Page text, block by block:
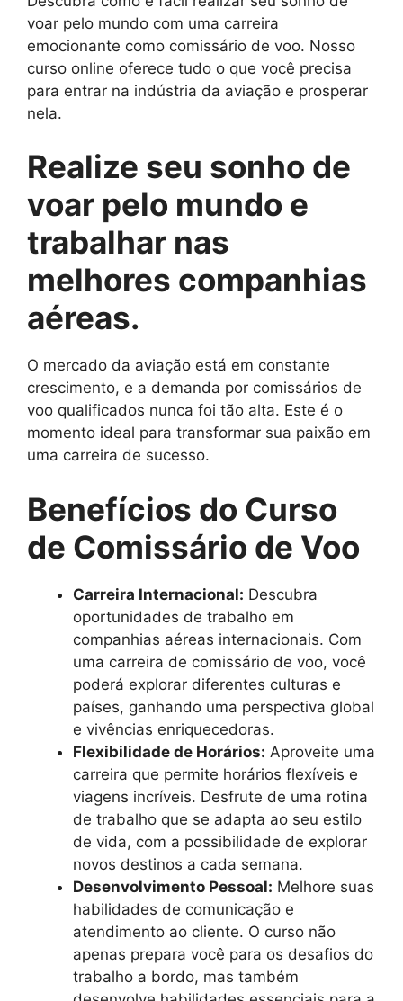
voar pelo mundo com uma carreira
emocionante como comissário de voo. Nosso
curso online oferece tudo o que você precisa
para entrar na indústria da aviação e prosperar
nela.
Realize seu sonho de
voar pelo mundo e
trabalhar nas
melhores companhias
aéreas.
O mercado da aviação está em constante
crescimento, e a demanda por comissários de
voo qualificados nunca foi tão alta. Este é o
momento ideal para transformar sua paixão em
uma carreira de sucesso.
Benefícios do Curso
de Comissário de Voo
Carreira Internacional: Descubra
oportunidades de trabalho em
companhias aéreas internacionais. Com
uma carreira de comissário de voo, você
poderá explorar diferentes culturas e
países, ganhando uma perspectiva global
e vivências enriquecedoras.
Flexibilidade de Horários: Aproveite uma
carreira que permite horários flexíveis e
viagens incríveis. Desfrute de uma rotina
de trabalho que se adapta ao seu estilo
de vida, com a possibilidade de explorar
novos destinos a cada semana.
Desenvolvimento Pessoal: Melhore suas
habilidades de comunicação e
atendimento ao cliente. O curso não
apenas prepara você para os desafios do
trabalho a bordo, mas também